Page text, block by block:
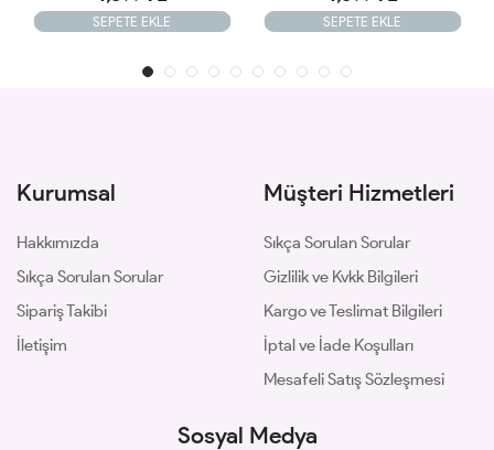
EKLE SEPETE EKLE SEPETE
Kurumsal
Hakkımızda
Sıkça Sorulan Sorular
Sipariş Takibi
İletişim
Müşteri Hizmetleri
Sıkça Sorulan Sorular
Gizlilik ve Kvkk Bilgileri
Kargo ve Teslimat Bilgileri
İptal ve İade Koşulları
Mesafeli Satış Sözleşmesi
Sosyal Medya